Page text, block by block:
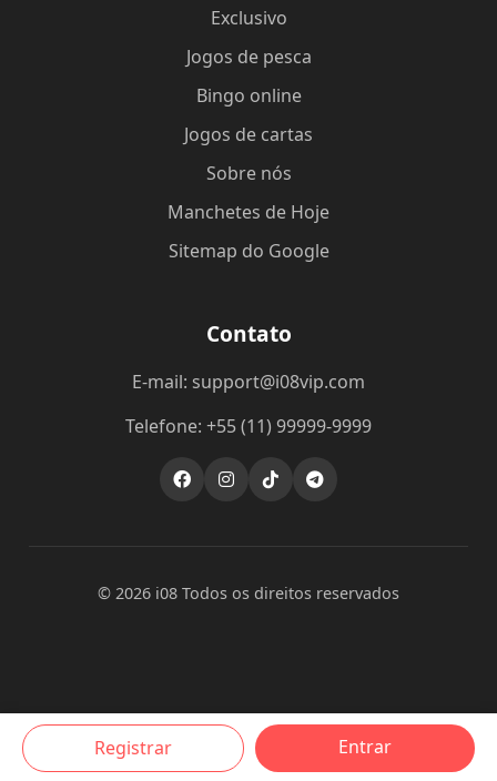
Exclusivo
Jogos de pesca
Bingo online
Jogos de cartas
Sobre nós
Manchetes de Hoje
Sitemap do Google
Contato
E-mail: support@i08vip.com
Telefone: +55 (11) 99999-9999
© 2026 i08 Todos os direitos reservados
Registrar Entrar